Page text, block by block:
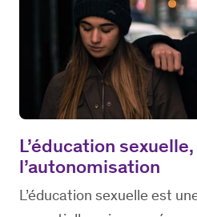
L’éducation sexuelle,
l’autonomisation
L’éducation sexuelle est